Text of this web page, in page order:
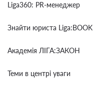
Liga360: PR-менеджер
Знайти юриста Liga:BOOK
Академія ЛІГА:ЗАКОН
Теми в центрі уваги